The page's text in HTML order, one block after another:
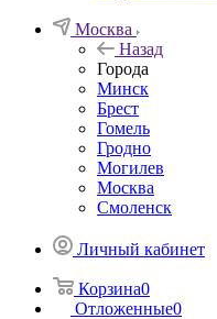
Москва
Назад
Города
Минск
Брест
Гомель
Гродно
Могилев
Москва
Смоленск
Личный кабинет
Корзина0
Отложенные0